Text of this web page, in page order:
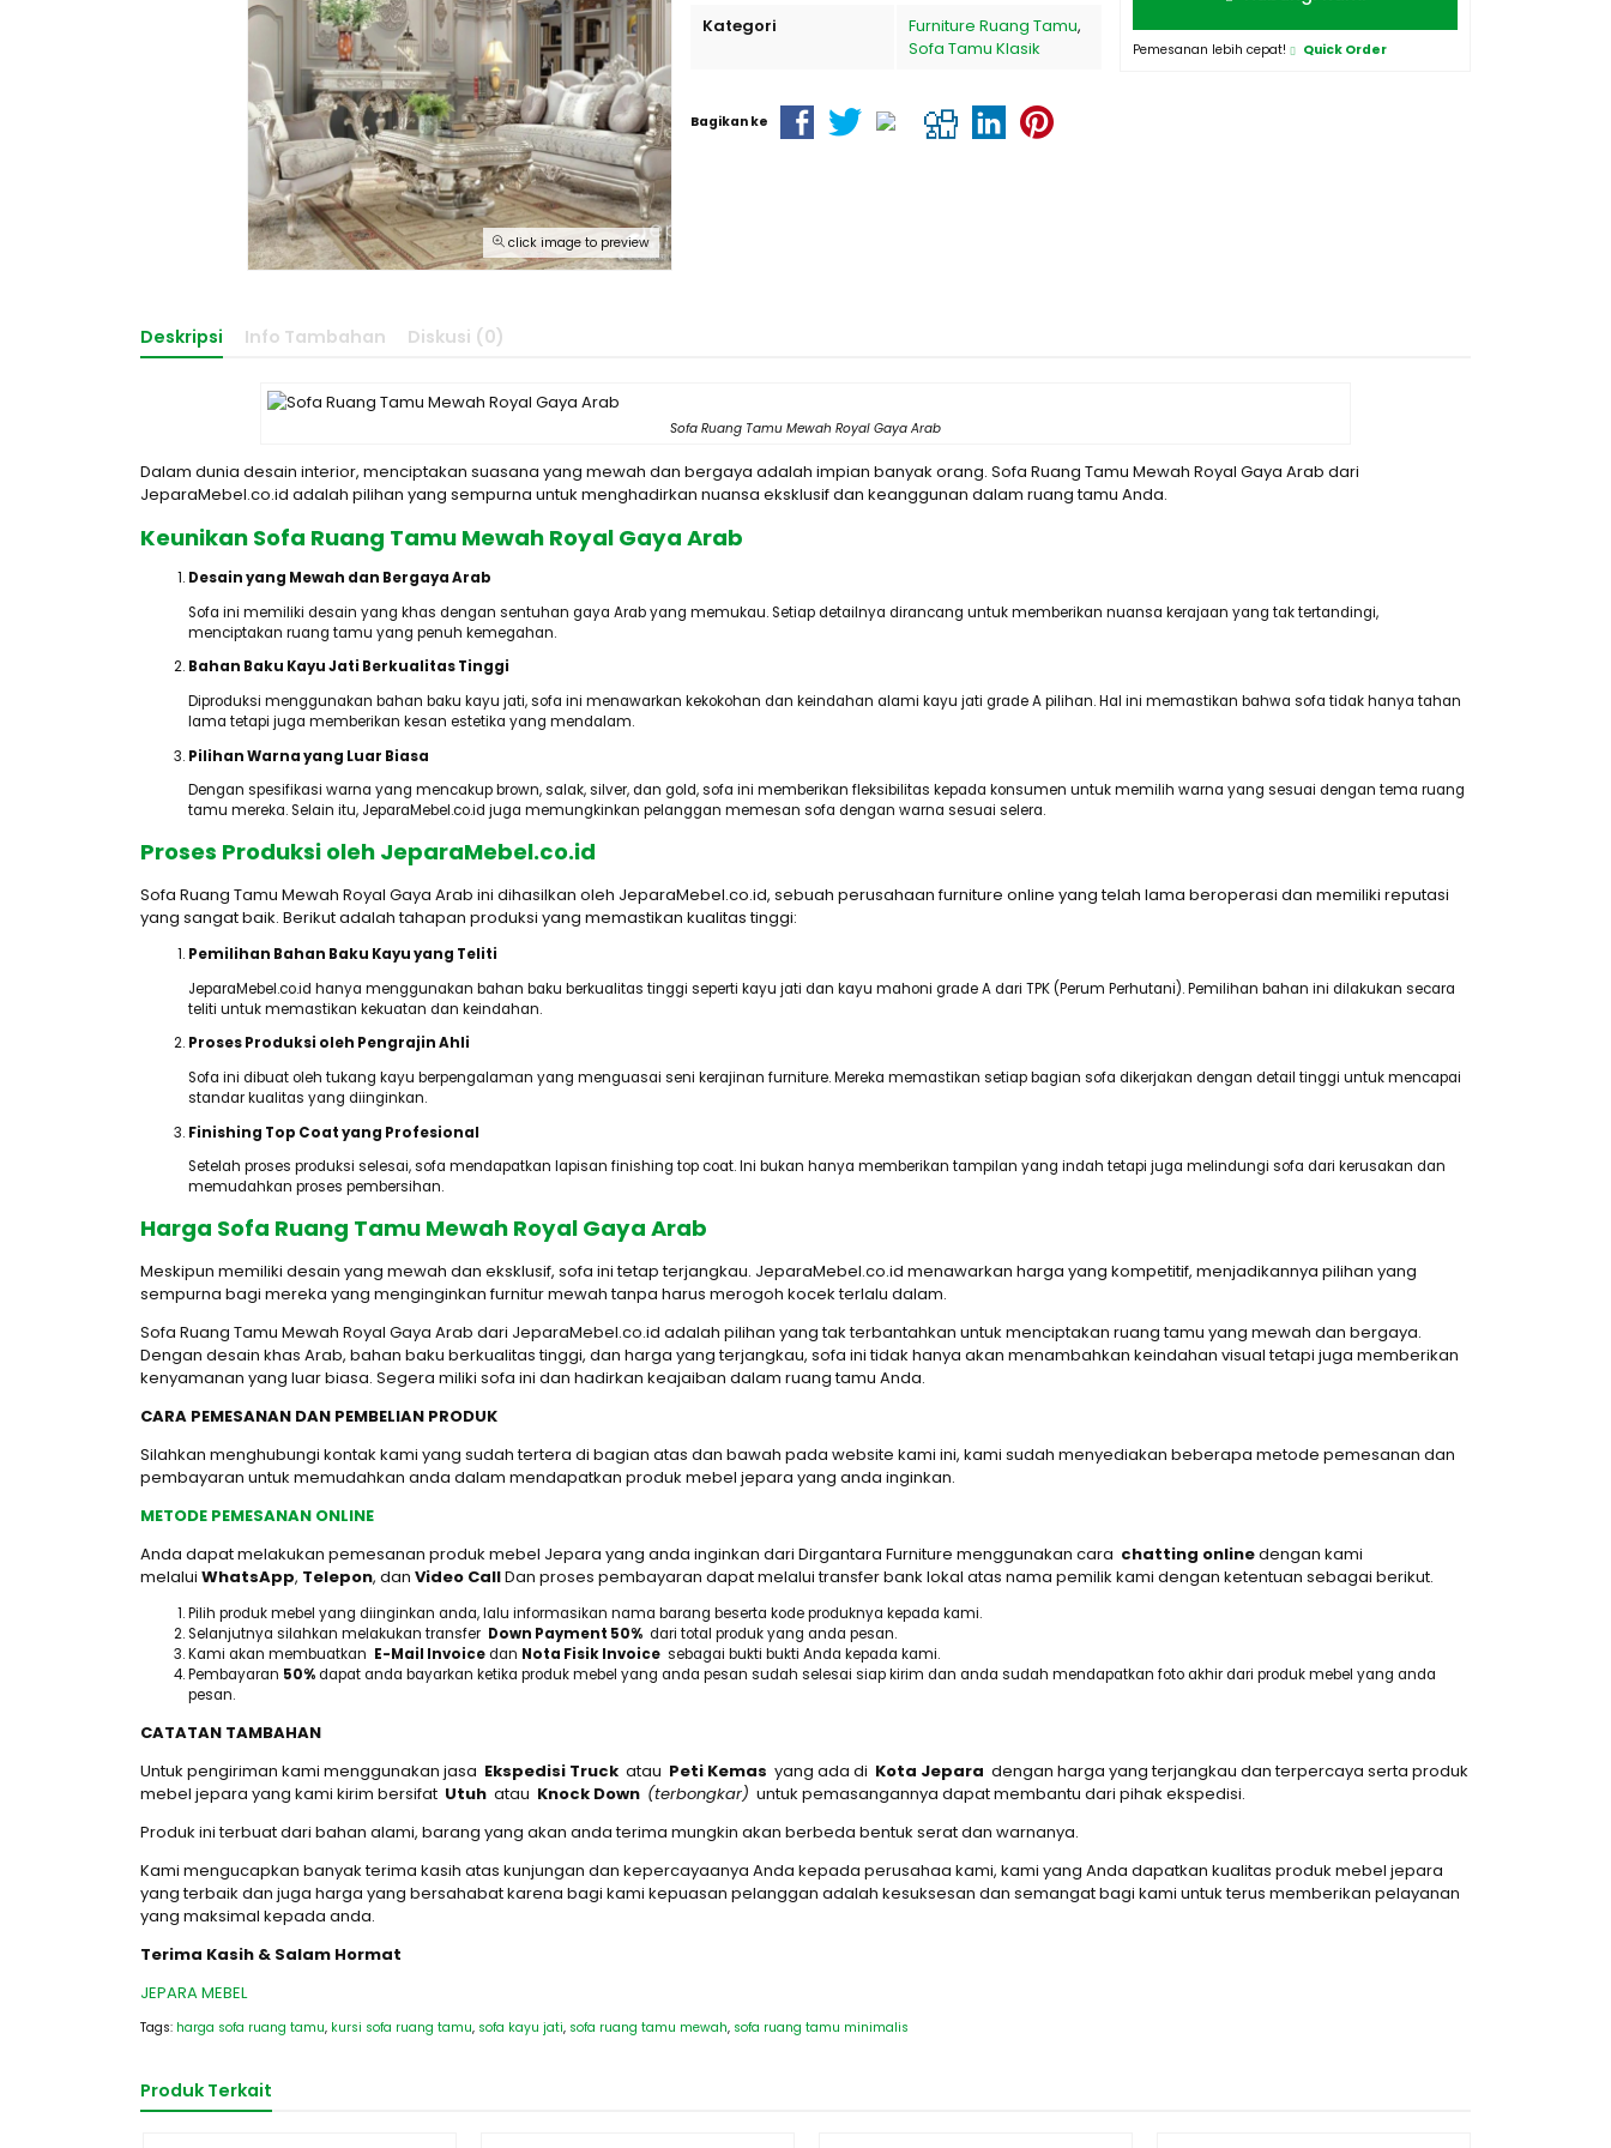
click image to preview
Kategori
Furniture Ruang Tamu,
Sofa Tamu Klasik
Pemesanan lebih cepat! Quick Order
Bagikan ke
Deskripsi Info Tambahan Diskusi (0)
Sofa Ruang Tamu Mewah Royal Gaya Arab
Dalam dunia desain interior, menciptakan suasana yang mewah dan bergaya adalah impian banyak orang. Sofa Ruang Tamu Mewah Royal Gaya Arab dari
JeparaMebel.co.id adalah pilihan yang sempurna untuk menghadirkan nuansa eksklusif dan keanggunan dalam ruang tamu Anda.
Keunikan Sofa Ruang Tamu Mewah Royal Gaya Arab
Desain yang Mewah dan Bergaya Arab
Sofa ini memiliki desain yang khas dengan sentuhan gaya Arab yang memukau. Setiap detailnya dirancang untuk memberikan nuansa kerajaan yang tak tertandingi,
menciptakan ruang tamu yang penuh kemegahan.
Bahan Baku Kayu Jati Berkualitas Tinggi
Diproduksi menggunakan bahan baku kayu jati, sofa ini menawarkan kekokohan dan keindahan alami kayu jati grade A pilihan. Hal ini memastikan bahwa sofa tidak hanya tahan
lama tetapi juga memberikan kesan estetika yang mendalam.
Pilihan Warna yang Luar Biasa
Dengan spesifikasi warna yang mencakup brown, salak, silver, dan gold, sofa ini memberikan fleksibilitas kepada konsumen untuk memilih warna yang sesuai dengan tema ruang
tamu mereka. Selain itu, JeparaMebel.co.id juga memungkinkan pelanggan memesan sofa dengan warna sesuai selera.
Proses Produksi oleh JeparaMebel.co.id
Sofa Ruang Tamu Mewah Royal Gaya Arab ini dihasilkan oleh JeparaMebel.co.id, sebuah perusahaan furniture online yang telah lama beroperasi dan memiliki reputasi
yang sangat baik. Berikut adalah tahapan produksi yang memastikan kualitas tinggi:
Pemilihan Bahan Baku Kayu yang Teliti
JeparaMebel.co.id hanya menggunakan bahan baku berkualitas tinggi seperti kayu jati dan kayu mahoni grade A dari TPK (Perum Perhutani). Pemilihan bahan ini dilakukan secara
teliti untuk memastikan kekuatan dan keindahan.
Proses Produksi oleh Pengrajin Ahli
Sofa ini dibuat oleh tukang kayu berpengalaman yang menguasai seni kerajinan furniture. Mereka memastikan setiap bagian sofa dikerjakan dengan detail tinggi untuk mencapai
standar kualitas yang diinginkan.
Finishing Top Coat yang Profesional
Setelah proses produksi selesai, sofa mendapatkan lapisan finishing top coat. Ini bukan hanya memberikan tampilan yang indah tetapi juga melindungi sofa dari kerusakan dan
memudahkan proses pembersihan.
Harga Sofa Ruang Tamu Mewah Royal Gaya Arab
Meskipun memiliki desain yang mewah dan eksklusif, sofa ini tetap terjangkau. JeparaMebel.co.id menawarkan harga yang kompetitif, menjadikannya pilihan yang
sempurna bagi mereka yang menginginkan furnitur mewah tanpa harus merogoh kocek terlalu dalam.
Sofa Ruang Tamu Mewah Royal Gaya Arab dari JeparaMebel.co.id adalah pilihan yang tak terbantahkan untuk menciptakan ruang tamu yang mewah dan bergaya.
Dengan desain khas Arab, bahan baku berkualitas tinggi, dan harga yang terjangkau, sofa ini tidak hanya akan menambahkan keindahan visual tetapi juga memberikan
kenyamanan yang luar biasa. Segera miliki sofa ini dan hadirkan keajaiban dalam ruang tamu Anda.
CARA PEMESANAN DAN PEMBELIAN PRODUK
Silahkan menghubungi kontak kami yang sudah tertera di bagian atas dan bawah pada website kami ini, kami sudah menyediakan beberapa metode pemesanan dan
pembayaran untuk memudahkan anda dalam mendapatkan produk mebel jepara yang anda inginkan.
METODE PEMESANAN ONLINE
Anda dapat melakukan pemesanan produk mebel Jepara yang anda inginkan dari Dirgantara Furniture menggunakan cara chatting onlinedengan kami
melalui WhatsApp, Telepon, dan Video CallDan proses pembayaran dapat melalui transfer bank lokal atas nama pemilik kami dengan ketentuan sebagai berikut.
Pilih produk mebel yang diinginkan anda, lalu informasikan nama barang beserta kode produknya kepada kami.
Selanjutnya silahkan melakukan transfer Down Payment 50% dari total produk yang anda pesan.
Kami akan membuatkan E-Mail Invoicedan Nota Fisik Invoice sebagai bukti bukti Anda kepada kami.
Pembayaran 50%dapat anda bayarkan ketika produk mebel yang anda pesan sudah selesai siap kirim dan anda sudah mendapatkan foto akhir dari produk mebel yang anda
pesan.
CATATAN TAMBAHAN
Untuk pengiriman kami menggunakan jasa Ekspedisi Truck atau Peti Kemas yang ada di Kota Jepara dengan harga yang terjangkau dan terpercaya serta produk
mebel jepara yang kami kirim bersifat Utuh atau Knock Down (terbongkar) untuk pemasangannya dapat membantu dari pihak ekspedisi.
Produk ini terbuat dari bahan alami, barang yang akan anda terima mungkin akan berbeda bentuk serat dan warnanya.
Kami mengucapkan banyak terima kasih atas kunjungan dan kepercayaanya Anda kepada perusahaa kami, kami yang Anda dapatkan kualitas produk mebel jepara
yang terbaik dan juga harga yang bersahabat karena bagi kami kepuasan pelanggan adalah kesuksesan dan semangat bagi kami untuk terus memberikan pelayanan
yang maksimal kepada anda.
Terima Kasih & Salam Hormat
JEPARA MEBEL
Tags: harga sofa ruang tamu, kursi sofa ruang tamu, sofa kayu jati, sofa ruang tamu mewah, sofa ruang tamu minimalis
Produk Terkait